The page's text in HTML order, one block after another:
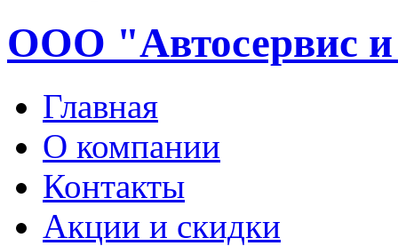
ООО "Автосервис и
Главная
О компании
Контакты
Акции и скидки